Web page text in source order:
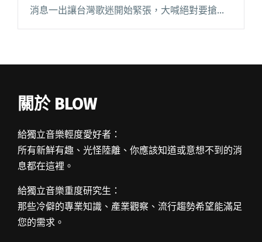
消息一出讓台灣歌迷開始緊張，大喊絕對要搶到
票朝聖見女神一面，milet 則透過主辦單位大鴻藝
關於 BLOW
給獨立音樂輕度愛好者：
所有新鮮有趣、光怪陸離、你應該知道或意想不到的消
息都在這裡。
給獨立音樂重度研究生：
那些冷僻的專業知識、產業觀察、流行趨勢希望能滿足
您的需求。